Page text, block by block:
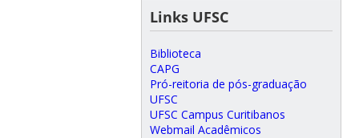
Links UFSC
Biblioteca
CAPG
Pró-reitoria de pós-graduação
UFSC
UFSC Campus Curitibanos
Webmail Acadêmicos